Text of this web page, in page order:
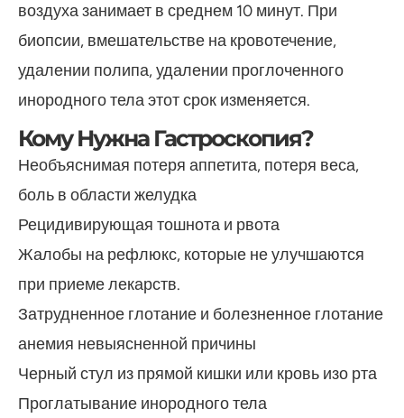
воздуха занимает в среднем 10 минут. При
биопсии, вмешательстве на кровотечение,
удалении полипа, удалении проглоченного
инородного тела этот срок изменяется.
Кому Нужна Гастроскопия?
Необъяснимая потеря аппетита, потеря веса,
боль в области желудка
Рецидивирующая тошнота и рвота
Жалобы на рефлюкс, которые не улучшаются
при приеме лекарств.
Затрудненное глотание и болезненное глотание
анемия невыясненной причины
Черный стул из прямой кишки или кровь изо рта
Проглатывание инородного тела